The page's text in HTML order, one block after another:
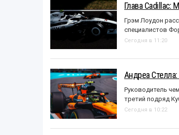
Глава Cadillac:
Грэм Лоудон
специалистов
Сегодня в 11:20
Андреа
Руководитель
третий подряд
Сегодня в 10:22